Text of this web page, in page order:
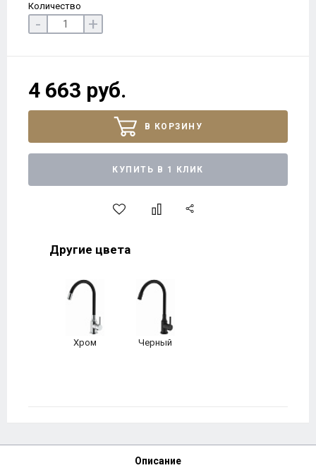
Количество
- +
4 663 руб.
В КОРЗИНУ
КУПИТЬ В 1 КЛИК
Другие цвета
Хром Черный
Описание